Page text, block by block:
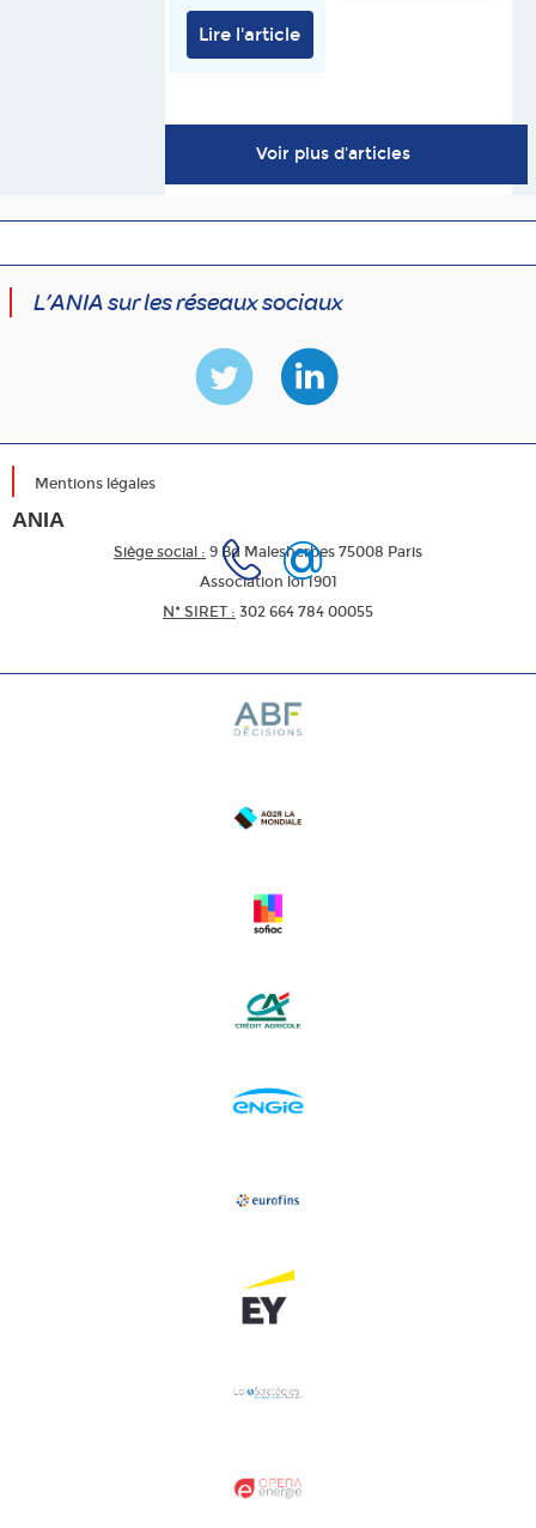
Lire l'article
Voir plus d'articles
L’ANIA sur les réseaux sociaux
Mentions légales
ANIA
Siège social : 9 Bd Malesherbes 75008 Paris
Association loi 1901
N* SIRET : 302 664 784 00055